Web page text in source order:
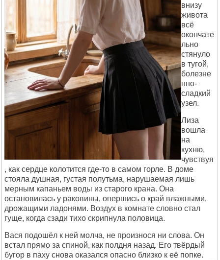
внизу
живота
всё
окончате
льно
стянуло
в тугой,
болезне
нно-
сладкий
узел.
Лиза
вошла
на
кухню,
чувствуя
, как сердце колотится где-то в самом горле. В доме
стояла душная, густая полутьма, нарушаемая лишь
мерным капаньем воды из старого крана. Она
остановилась у раковины, опершись о край влажными,
дрожащими ладонями. Воздух в комнате словно стал
гуще, когда сзади тихо скрипнула половица.
Вася подошёл к ней молча, не произнося ни слова. Он
встал прямо за спиной, как полдня назад. Его твёрдый
бугор в паху снова оказался опасно близко к её попке.